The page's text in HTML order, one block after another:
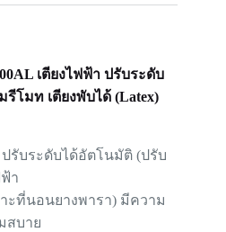
เตียงไฟฟ้า ปรับระดับ
รีโมท เตียงพับได้ (Latex)
ปรับระดับได้อัตโนมัติ (ปรับ
า
าะที่นอนยางพารา) มีความ
สบาย